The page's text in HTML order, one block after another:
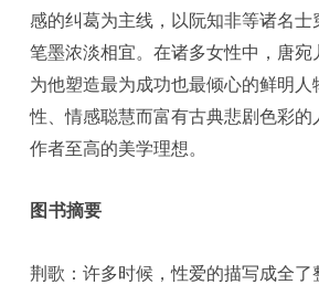
感的纠葛为主线，以阮知非等诸名士
笔墨浓淡相宜。在诸多女性中，唐
为他塑造最为成功也最倾心的鲜明人
性、情感聪慧而富有古典悲剧色彩的
作者至高的美学理想。
图书摘要
荆歌：许多时候，性爱的描写成全